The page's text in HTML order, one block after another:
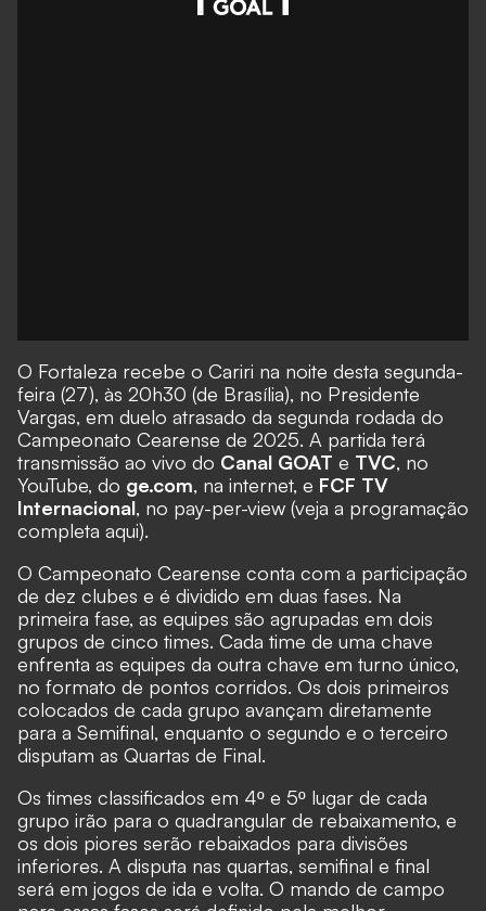
O Fortaleza recebe o Cariri na noite desta segunda-
feira (27), às 20h30 (de Brasília), no Presidente
Vargas, em duelo atrasado da segunda rodada do
Campeonato Cearense de 2025. A partida terá
transmissão ao vivo do Canal GOAT e TVC, no
YouTube, do ge.com, na internet, e FCF TV
Internacional, no pay-per-view (veja a programação
completa aqui).
O Campeonato Cearense conta com a participação
de dez clubes e é dividido em duas fases. Na
primeira fase, as equipes são agrupadas em dois
grupos de cinco times. Cada time de uma chave
enfrenta as equipes da outra chave em turno único,
no formato de pontos corridos. Os dois primeiros
colocados de cada grupo avançam diretamente
para a Semifinal, enquanto o segundo e o terceiro
disputam as Quartas de Final.
Os times classificados em 4º e 5º lugar de cada
grupo irão para o quadrangular de rebaixamento, e
os dois piores serão rebaixados para divisões
inferiores. A disputa nas quartas, semifinal e final
será em jogos de ida e volta. O mando de campo